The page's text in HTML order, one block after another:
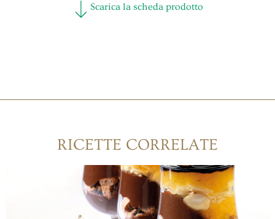
Scarica la scheda prodotto
RICETTE CORRELATE